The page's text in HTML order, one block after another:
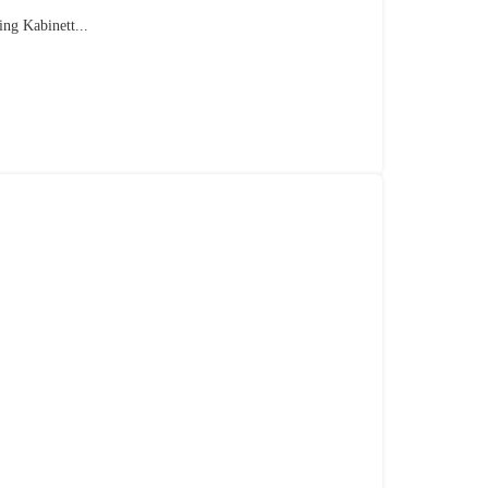
Kabinett...